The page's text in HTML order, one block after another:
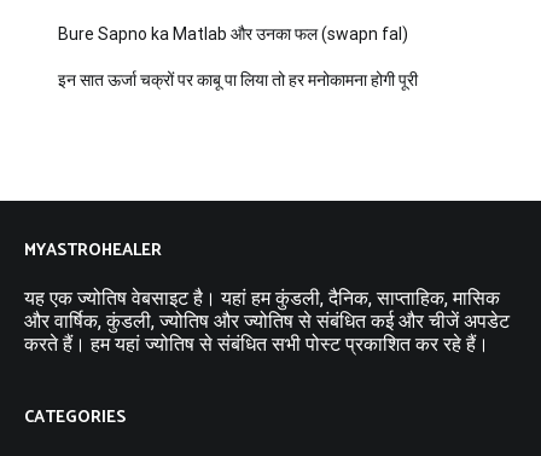
Bure Sapno ka Matlab और उनका फल (swapn fal)
इन सात ऊर्जा चक्रों पर काबू पा लिया तो हर मनोकामना होगी पूरी
MYASTROHEALER
यह एक ज्योतिष वेबसाइट है। यहां हम कुंडली, दैनिक, साप्ताहिक, मासिक
और वार्षिक, कुंडली, ज्योतिष और ज्योतिष से संबंधित कई और चीजें अपडेट
करते हैं। हम यहां ज्योतिष से संबंधित सभी पोस्ट प्रकाशित कर रहे हैं।
CATEGORIES